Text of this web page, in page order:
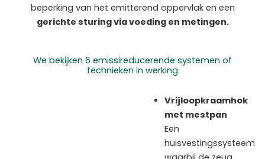
beperking van het emitterend oppervlak en een
gerichte sturing via voeding en metingen.
We bekijken 6 emissireducerende systemen of
technieken in werking
Vrijloopkraamhok
met mestpan
Een
huisvestingssysteem